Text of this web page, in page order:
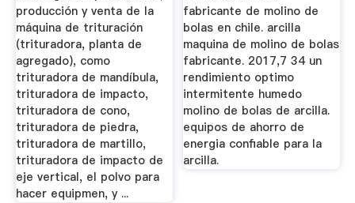
producción y venta de la
máquina de trituración
(trituradora, planta de
agregado), como
trituradora de mandíbula,
trituradora de impacto,
trituradora de cono,
trituradora de piedra,
trituradora de martillo,
trituradora de impacto de
eje vertical, el polvo para
hacer equipmen, y ...
fabricante de molino de
bolas en chile. arcilla
maquina de molino de bolas
fabricante. 2017,7 34 un
rendimiento optimo
intermitente humedo
molino de bolas de arcilla.
equipos de ahorro de
energia confiable para la
arcilla.